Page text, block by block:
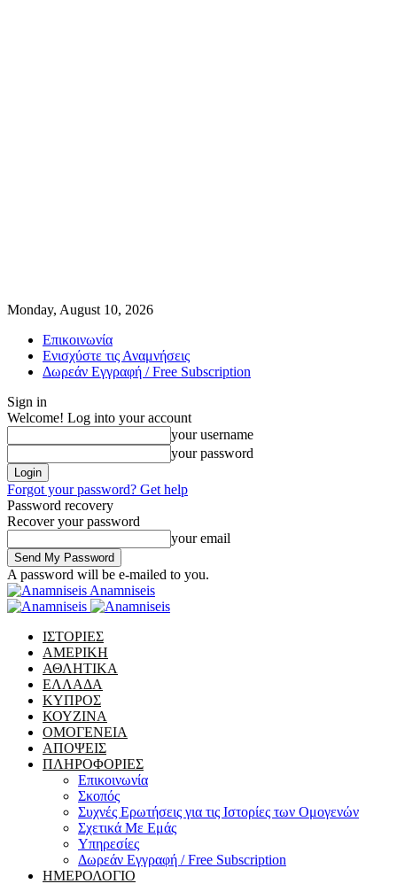
Monday, August 10, 2026
Επικοινωνία
Ενισχύστε τις Αναμνήσεις
Δωρεάν Εγγραφή / Free Subscription
Sign in
Welcome! Log into your account
your username
your password
Forgot your password? Get help
Password recovery
Recover your password
your email
A password will be e-mailed to you.
Anamniseis
ΙΣΤΟΡΙΕΣ
ΑΜΕΡΙΚΗ
ΑΘΛΗΤΙΚΑ
ΕΛΛΑΔΑ
ΚΥΠΡΟΣ
ΚΟΥΖΙΝΑ
ΟΜΟΓΕΝΕΙΑ
ΑΠΟΨΕΙΣ
ΠΛΗΡΟΦΟΡΙΕΣ
Επικοινωνία
Σκοπός
Συχνές Ερωτήσεις για τις Ιστορίες των Ομογενών
Σχετικά Με Εμάς
Υπηρεσίες
Δωρεάν Εγγραφή / Free Subscription
ΗΜΕΡΟΛΟΓΙΟ